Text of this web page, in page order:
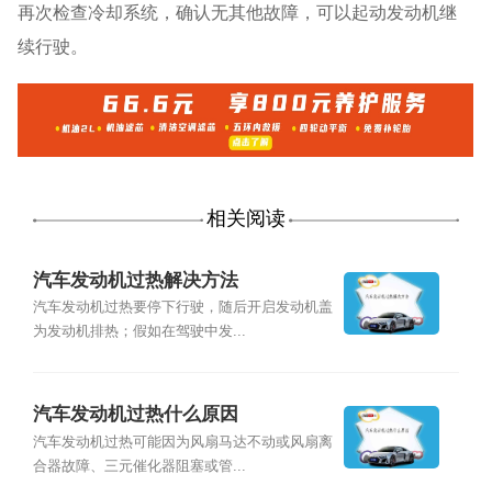
再次检查冷却系统，确认无其他故障，可以起动发动机继
续行驶。
相关阅读
汽车发动机过热解决方法
汽车发动机过热要停下行驶，随后开启发动机盖
为发动机排热；假如在驾驶中发...
汽车发动机过热什么原因
汽车发动机过热可能因为风扇马达不动或风扇离
合器故障、三元催化器阻塞或管...